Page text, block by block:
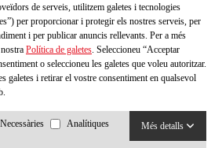
de serveis, utilitzem galetes i tecnologies
per proporcionar i protegir els nostres serveis, per
i per publicar anuncis rellevants. Per a més
Política de galetes. Seleccioneu “Acceptar
o seleccioneu les galetes que voleu autoritzar.
galetes i retirar el vostre consentiment en qualsevol
Necessàries
Analítiques
Més detalls